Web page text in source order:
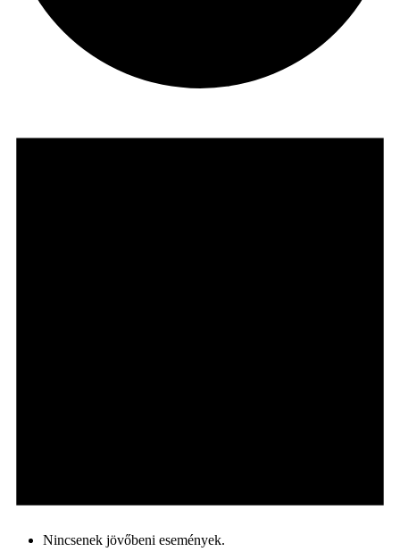
Nincsenek jövőbeni események.